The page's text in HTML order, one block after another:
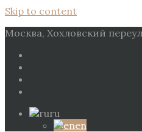
Skip to content
Москва, Хохловский
ru
en